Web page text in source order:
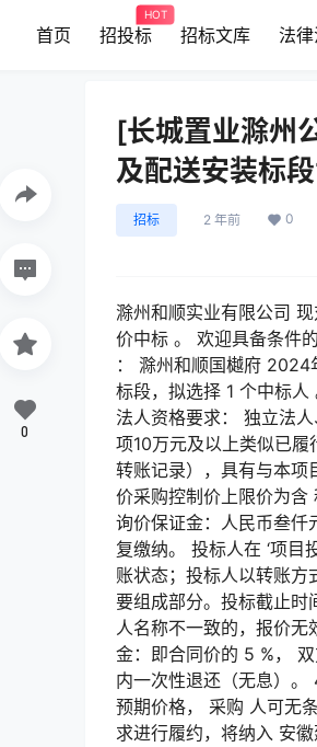
首页 招投标
HOT
招标文库 法
[长城置业滁州
及配送安装标
招标 2 年前 0
滁州和顺实业有限公司
价中标 。 欢迎具备条件
： 滁州和顺国樾府
标段，拟选择 1 个中标人
法人资格要求： 独立法
项10万元及以上类似已
转账记录），具有与本项
价采购控制价上限价为含
询价保证金：人民币叁
复缴纳。 投标人在 ‘项目
账状态；投标人以转账
要组成部分。投标截止时
人名称不一致的，报价
金：即合同价的 5 %，
内一次性退还（无息）
预期价格， 采购 人可无
求进行履约，将纳入 安
0